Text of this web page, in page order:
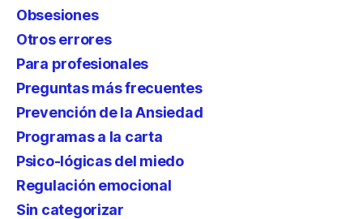
Obsesiones
Otros errores
Para profesionales
Preguntas más frecuentes
Prevención de la Ansiedad
Programas a la carta
Psico-lógicas del miedo
Regulación emocional
Sin categorizar